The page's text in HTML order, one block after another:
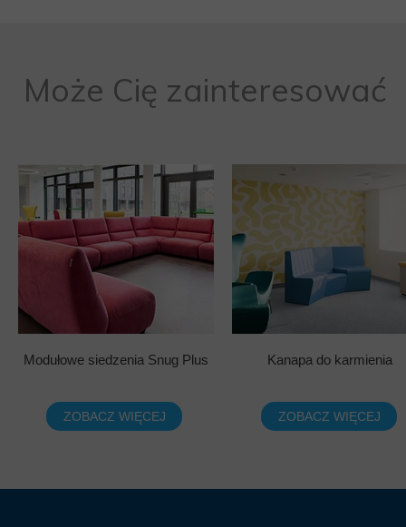
Modułowe siedzenia Snug Plus Kanapa do karmienia
Może Cię zainteresować
ZOBACZ WIĘCEJ ZOBACZ WIĘCEJ